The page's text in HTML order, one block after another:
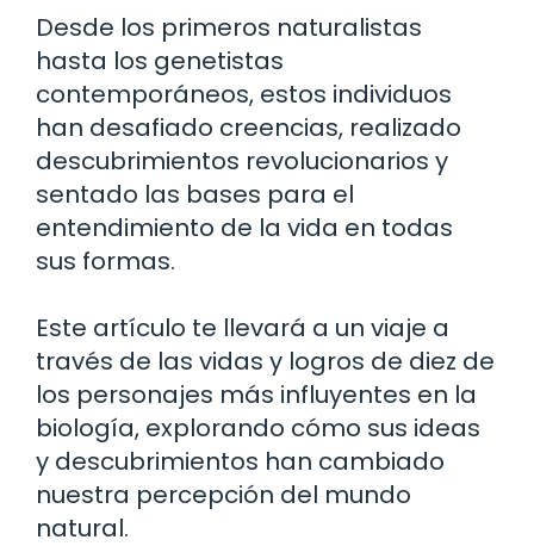
Desde los primeros naturalistas
hasta los genetistas
contemporáneos, estos individuos
han desafiado creencias, realizado
descubrimientos revolucionarios y
sentado las bases para el
entendimiento de la vida en todas
sus formas.
Este artículo te llevará a un viaje a
través de las vidas y logros de diez de
los personajes más influyentes en la
biología, explorando cómo sus ideas
y descubrimientos han cambiado
nuestra percepción del mundo
natural.